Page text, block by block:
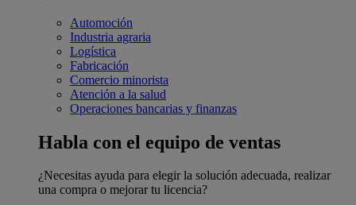
Automoción
Industria agraria
Logística
Fabricación
Comercio minorista
Atención a la salud
Operaciones bancarias y finanzas
Habla con el equipo de ventas
¿Necesitas ayuda para elegir la solución adecuada, realizar
una compra o mejorar tu licencia?